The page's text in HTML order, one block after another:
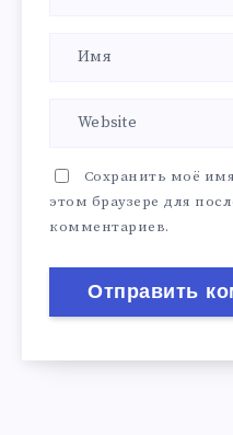
Сохранить моё
этом браузере для
комментариев.